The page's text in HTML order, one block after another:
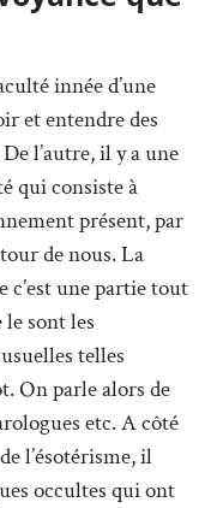
innée d’une
et entendre des
l’autre, il y a une
qui consiste à
présent, par
de nous. La
c’est une partie tout
sont les
telles
On parle alors de
etc. A côté
l’ésotérisme, il
occultes qui ont